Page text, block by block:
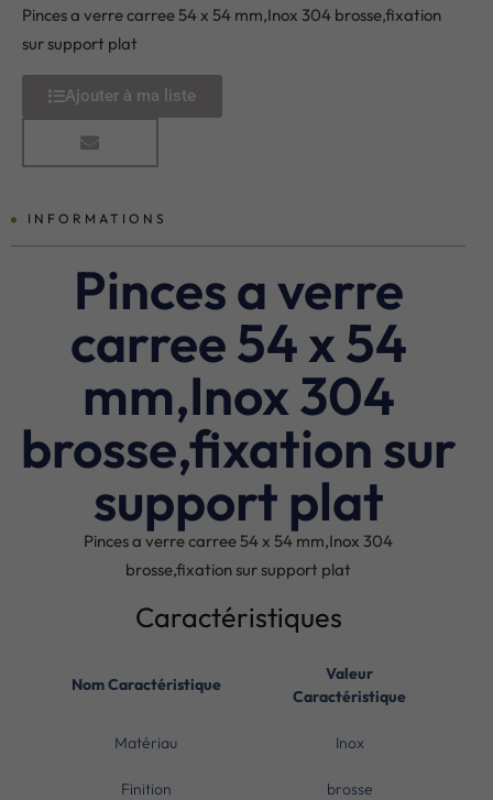
Pinces a verre carree 54 x 54 mm,Inox 304 brosse,fixation
sur support plat
Ajouter à ma liste
INFORMATIONS
Pinces a verre
carree 54 x 54
mm,Inox 304
brosse,fixation sur
support plat
Pinces a verre carree 54 x 54 mm,Inox 304
brosse,fixation sur support plat
Caractéristiques
Nom Caractéristique
Valeur
Caractéristique
Matériau Inox
Finition brosse